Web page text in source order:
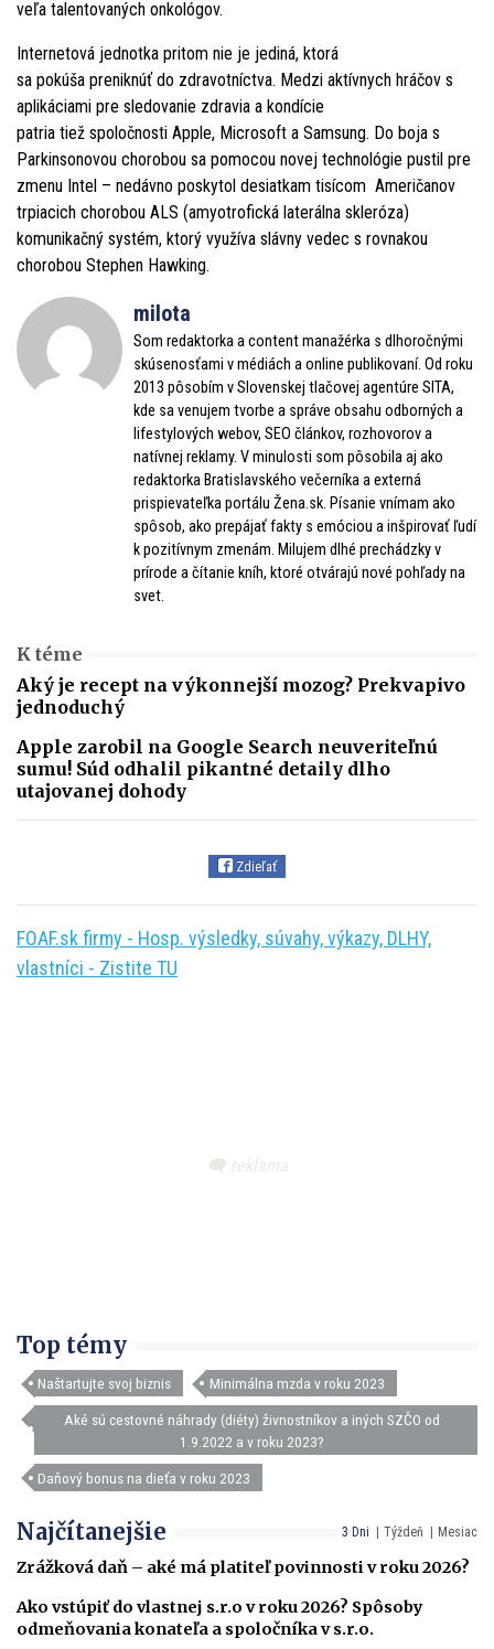
veľa talentovaných onkológov.
Internetová jednotka pritom nie je jediná, ktorá
sa pokúša preniknúť do zdravotníctva. Medzi aktívnych hráčov s
aplikáciami pre sledovanie zdravia a kondície
patria tiež spoločnosti Apple, Microsoft a Samsung. Do boja s
Parkinsonovou chorobou sa pomocou novej technológie pustil pre
zmenu Intel – nedávno poskytol desiatkam tisícom Američanov
trpiacich chorobou ALS (amyotrofická laterálna skleróza)
komunikačný systém, ktorý využíva slávny vedec s rovnakou
chorobou Stephen Hawking.
milota
Som redaktorka a content manažérka s dlhoročnými
skúsenosťami v médiách a online publikovaní. Od roku
2013 pôsobím v Slovenskej tlačovej agentúre SITA,
kde sa venujem tvorbe a správe obsahu odborných a
lifestylových webov, SEO článkov, rozhovorov a
natívnej reklamy. V minulosti som pôsobila aj ako
redaktorka Bratislavského večerníka a externá
prispievateľka portálu Žena.sk. Písanie vnímam ako
spôsob, ako prepájať fakty s emóciou a inšpirovať ľudí
k pozitívnym zmenám. Milujem dlhé prechádzky v
prírode a čítanie kníh, ktoré otvárajú nové pohľady na
svet.
K téme
Aký je recept na výkonnejší mozog? Prekvapivo
jednoduchý
Apple zarobil na Google Search neuveriteľnú
sumu! Súd odhalil pikantné detaily dlho
utajovanej dohody
Zdieľať
FOAF.sk firmy - Hosp. výsledky, súvahy, výkazy, DLHY,
vlastníci - Zistite TU
Top témy
Naštartujte svoj biznis Minimálna mzda v roku 2023
Aké sú cestovné náhrady (diéty) živnostníkov a iných SZČO od
1.9.2022 a v roku 2023?
Daňový bonus na dieťa v roku 2023
3 Dni Týždeň Mesiac
Najčítanejšie
Zrážková daň – aké má platiteľ povinnosti v roku 2026?
Ako vstúpiť do vlastnej s.r.o v roku 2026? Spôsoby
odmeňovania konateľa a spoločníka v s.r.o.